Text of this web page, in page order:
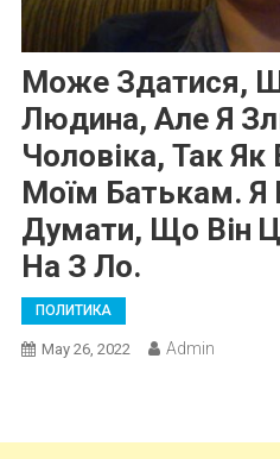
Може Здатися,
Людина, Але Я
Чоловіка, Так Як
Моїм Батькам.
Думати, Що Він
На З Ло.
ПОЛИТИКА
May 26, 2022 Admin